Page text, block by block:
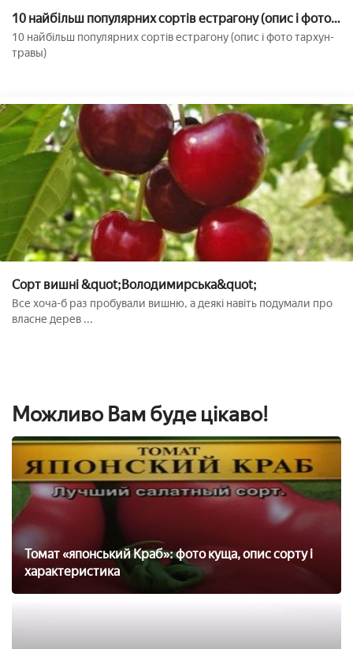
10 найбільш популярних сортів естрагону (опис і фото
тархун-трави)
10 найбільш популярних сортів естрагону (опис і фото тархун-
травы)
Сорт вишні &quot;Володимирська&quot;
Все хоча-б раз пробували вишню, а деякі навіть подумали про
власне дерев ...
Можливо Вам буде цікаво!
Томат «японський Краб»: фото куща, опис сорту і
характеристика